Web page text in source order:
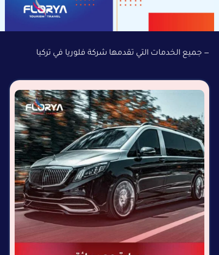
— جميع الخدمات التي تقدمها شركة فلوريا في تركيا